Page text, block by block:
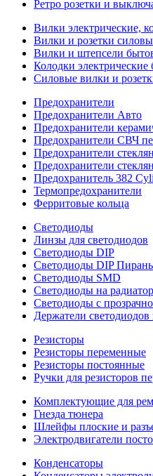
Ретро розетки и
Вилки электрические,
Вилки и розетки
Вилки и штепсели
Колодки
Силовые вилки и
Предохранители
Предохранители Авто
Предохранители
Предохранители СВЧ
Предохранители
Предохранители
Предохранитель 382
Термопредохранители
Ферритовые кольца
Светодиоды
Линзы для светодиодов
Светодиоды DIP
Светодиоды DIP
Светодиоды SMD
Светодиоды на
Светодиоды с
Держатели
Резисторы
Резисторы переменные
Резисторы постоянные
Ручки для резисторов
Комплектующие для
Гнезда тюнера
Шлейфы плоские и
Электродвигатели
Конденсаторы